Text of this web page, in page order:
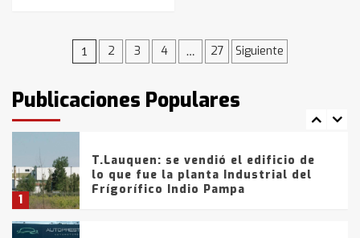
Navegación
de
entradas
1 2 3 4 … 27 Siguiente
Publicaciones Populares
T.Lauquen: tres jóvenes que
fueron detenidos por
comercialización de drogas en la
tarde del sábado
1
T.Lauquen: se vendió el edificio de
lo que fue la planta Industrial del
Frígorífico Indio Pampa